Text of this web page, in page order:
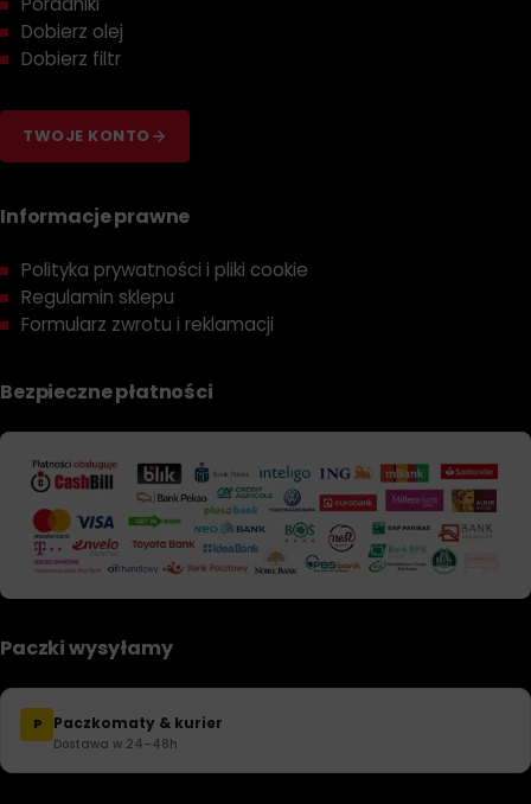
Dobierz olej
Dobierz filtr
TWOJE KONTO
Informacje prawne
Polityka prywatności i pliki cookie
Regulamin sklepu
Formularz zwrotu i reklamacji
Bezpieczne płatności
Paczki wysyłamy
P Paczkomaty & kurier
Dostawa w 24–48h